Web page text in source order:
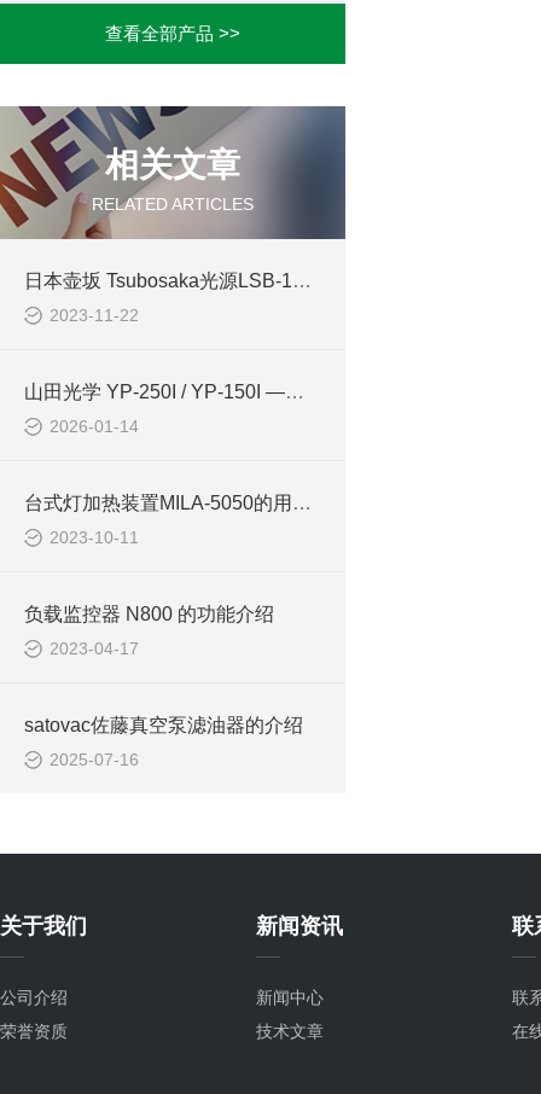
查看全部产品 >>
相关文章
RELATED ARTICLES
日本壶坂 Tsubosaka光源LSB-1010FB-CRI亮度箱新标准
2023-11-22
山田光学 YP-250I / YP-150I —— 晶圆的“阳光级”专属检查灯
2026-01-14
台式灯加热装置MILA-5050的用途和特长
2023-10-11
负载监控器 N800 的功能介绍
2023-04-17
satovac佐藤真空泵滤油器的介绍
2025-07-16
关于我们
公司介绍
荣誉资质
新闻资讯
新闻中心
技术文章
联
联
在